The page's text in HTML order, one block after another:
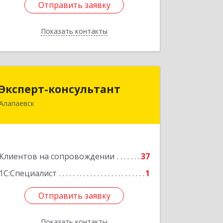
Отправить заявку
Показать контакты
Отправить заявку
Назад
консультант
Клиентов на сопровождении
37
1С:Специалист
1
Отправить заявку
624600, Свердловская обл, Алапаевск
Подробнее
Отправить заявку